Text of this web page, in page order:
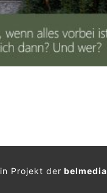
Projekt derbelmedia